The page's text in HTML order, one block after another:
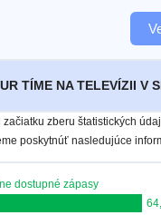
TÍME NA TELEVÍZII V
začiatku zberu štatistických
poskytnúť nasledujúce
dostupné zápasy